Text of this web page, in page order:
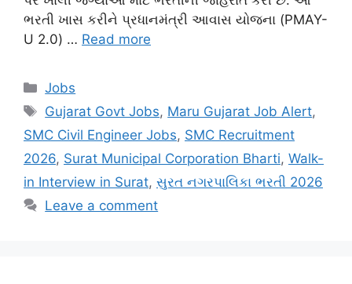
ભરતી ખાસ કરીને પ્રધાનમંત્રી આવાસ યોજના (PMAY-
U 2.0) … Read more
Categories
Jobs
Tags
Gujarat Govt Jobs, Maru Gujarat Job Alert,
SMC Civil Engineer Jobs, SMC Recruitment
2026, Surat Municipal Corporation Bharti, Walk-
in Interview in Surat, સુરત નગરપાલિકા ભરતી 2026
Leave a comment